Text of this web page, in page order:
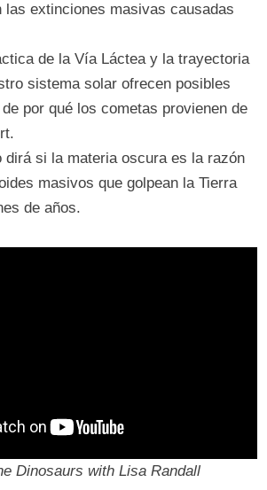
las extinciones masivas causadas
de la Vía Láctea y la trayectoria
sistema solar ofrecen posibles
por qué los cometas provienen de
dirá si la materia oscura es la razón
masivos que golpean la Tierra
de años.
Dinosaurs with Lisa Randall